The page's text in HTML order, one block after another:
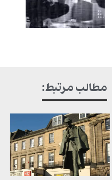
مطالب مرتبط: